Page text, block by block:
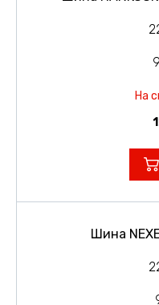
На
Шина